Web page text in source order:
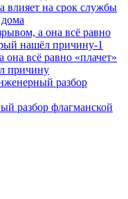
влияет на срок службы
всё равно «плачет»
причину
разбор флагманской